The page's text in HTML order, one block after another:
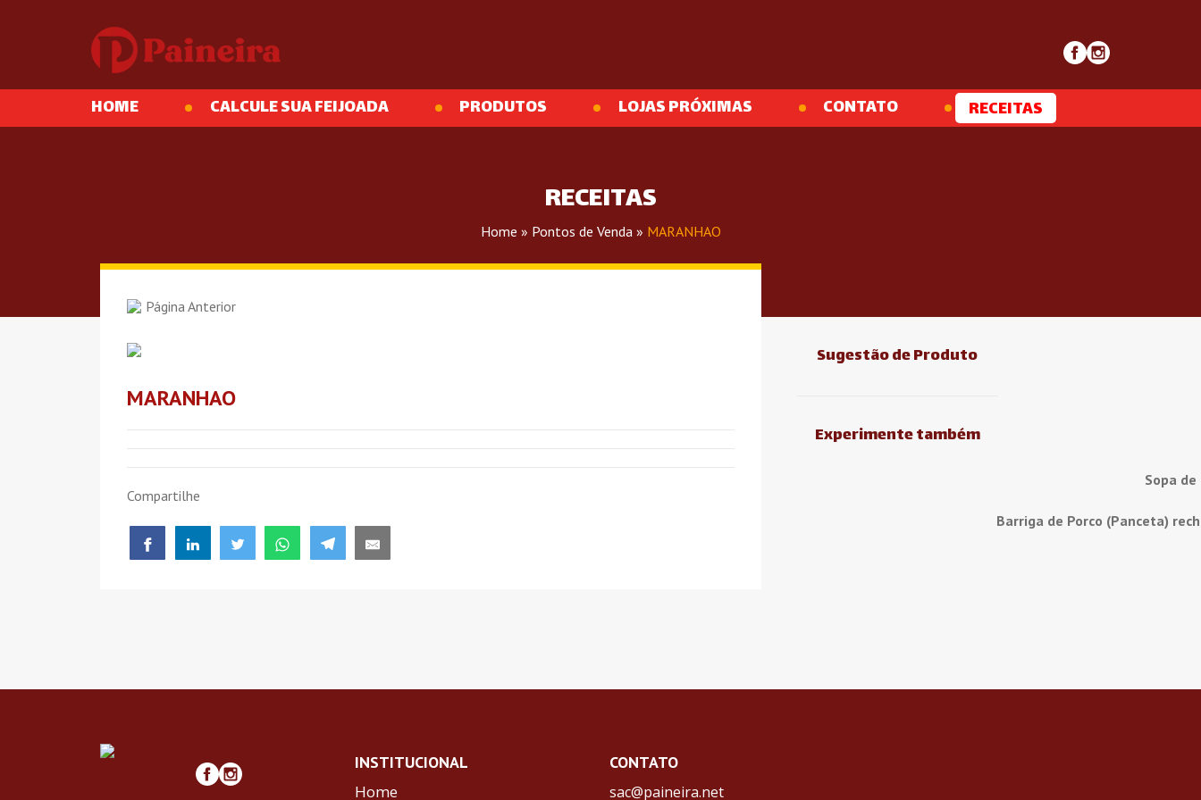
HOME CALCULE SUA FEIJOADA PRODUTOS LOJAS PRÓXIMAS CONTATO RECEITAS
RECEITAS
Home » Pontos de Venda » MARANHAO
Página Anterior
MARANHAO
Compartilhe
Sugestão de Produto
Experimente também
Sopa
Barriga de Porco (Panceta)
INSTITUCIONAL
Home
CONTATO
sac@paineira.net